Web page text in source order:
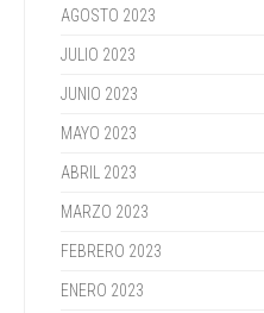
AGOSTO 2023
JULIO 2023
JUNIO 2023
MAYO 2023
ABRIL 2023
MARZO 2023
FEBRERO 2023
ENERO 2023